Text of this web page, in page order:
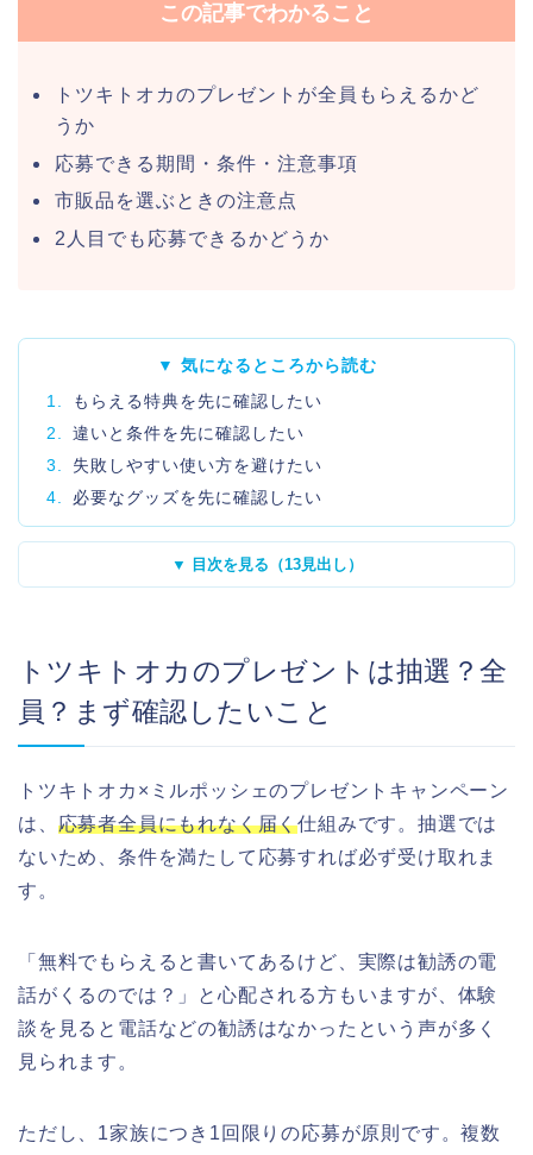
この記事でわかること
トツキトオカのプレゼントが全員もらえるかど
うか
応募できる期間・条件・注意事項
市販品を選ぶときの注意点
2人目でも応募できるかどうか
▼ 気になるところから読む
1.
もらえる特典を先に確認したい
2.
違いと条件を先に確認したい
3.
失敗しやすい使い方を避けたい
4.
必要なグッズを先に確認したい
▼ 目次を見る（13見出し）
トツキトオカのプレゼントは抽選？全
員？まず確認したいこと
トツキトオカ×ミルポッシェのプレゼントキャンペーン
は、 応募者全員にもれなく届く仕組みです。抽選では
ないため、条件を満たして応募すれば必ず受け取れま
す。
「無料でもらえると書いてあるけど、実際は勧誘の電
話がくるのでは？」と心配される方もいますが、体験
談を見ると電話などの勧誘はなかったという声が多く
見られます。
ただし、1家族につき1回限りの応募が原則です。複数